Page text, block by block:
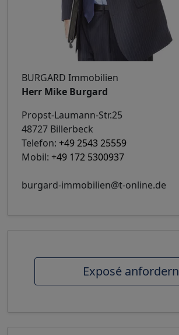
BURGARD Immobilien
Herr Mike Burgard
Propst-Laumann-Str.25
48727 Billerbeck
Telefon: +49 2543 25559
Mobil: +49 172 5300937
burgard-immobilien@t-online.de
Exposé anfordern